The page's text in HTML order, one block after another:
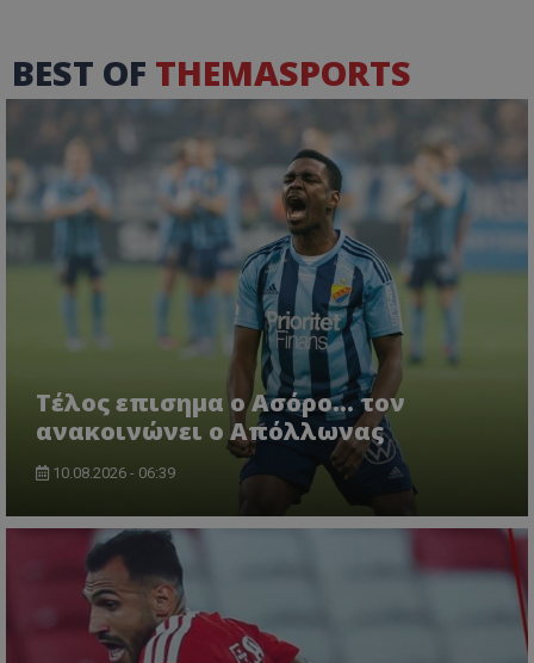
BEST OF THEMASPORTS
Tέλος επισημα ο Ασόρο... τον
ανακοινώνει ο Απόλλωνας
10.08.2026 - 06:39